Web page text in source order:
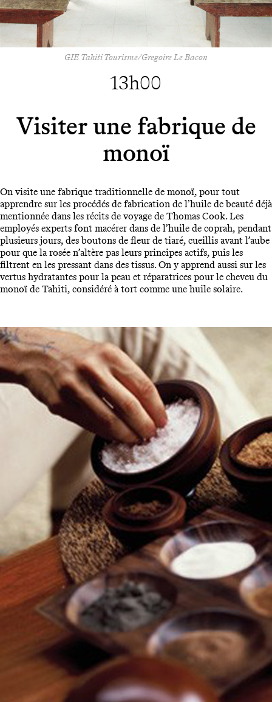
GIE Tahiti Tourisme/Gregoire Le Bacon
13h00
Visiter une fabrique de
monoï
On visite une fabrique traditionnelle de monoï, pour tout
apprendre sur les procédés de fabrication de l’huile de beauté déjà
mentionnée dans les récits de voyage de Thomas Cook. Les
employés experts font macérer dans de l’huile de coprah, pendant
plusieurs jours, des boutons de fleur de tiaré, cueillis avant l’aube
pour que la rosée n’altère pas leurs principes actifs, puis les
filtrent en les pressant dans des tissus. On y apprend aussi sur les
vertus hydratantes pour la peau et réparatrices pour le cheveu du
monoï de Tahiti, considéré à tort comme une huile solaire.